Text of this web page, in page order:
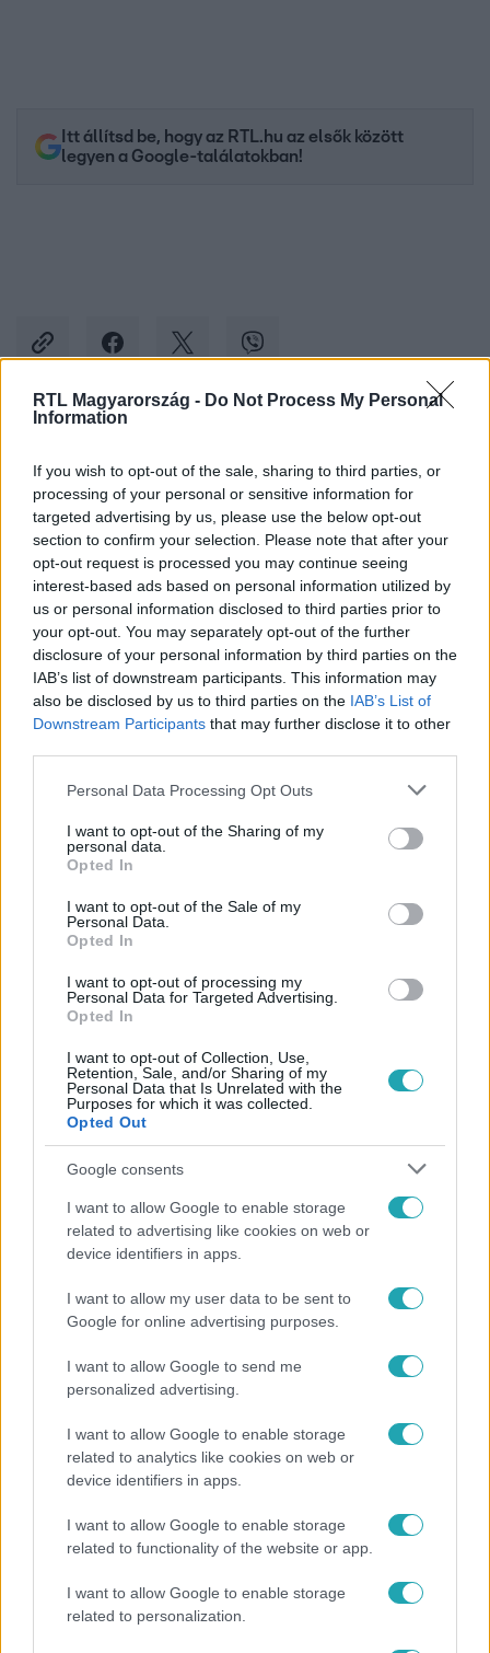
RTL Magyarország - Do Not Process My Personal
Information
If you wish to opt-out of the sale, sharing to third parties, or
processing of your personal or sensitive information for
targeted advertising by us, please use the below opt-out
section to confirm your selection. Please note that after your
opt-out request is processed you may continue seeing
interest-based ads based on personal information utilized by
us or personal information disclosed to third parties prior to
your opt-out. You may separately opt-out of the further
disclosure of your personal information by third parties on the
IAB’s list of downstream participants. This information may
also be disclosed by us to third parties on the IAB’s List of
Downstream Participants that may further disclose it to other
Please note that this website/app uses one or more Google
not limited to your visit or usage behaviour. You may click to
grant or deny consent to Google and its third-party tags to
use your data for below specified purposes in below Google
consent section.
Personal Data Processing Opt Outs
I want to opt-out of the Sharing of my
personal data.
Opted In
I want to opt-out of the Sale of my
Personal Data.
Opted In
I want to opt-out of processing my
Personal Data for Targeted Advertising.
Opted In
I want to opt-out of Collection, Use,
Retention, Sale, and/or Sharing of my
Personal Data that Is Unrelated with the
Purposes for which it was collected.
Opted Out
Google consents
I want to allow Google to enable storage
related to advertising like cookies on web or
device identifiers in apps.
I want to allow my user data to be sent to
Google for online advertising purposes.
I want to allow Google to send me
personalized advertising.
I want to allow Google to enable storage
related to analytics like cookies on web or
device identifiers in apps.
I want to allow Google to enable storage
related to functionality of the website or app.
I want to allow Google to enable storage
related to personalization.
Itt állítsd be, hogy az RTL.hu az elsők között
legyen a Google-találatokban!
Facebookon is!
#REGGELI #PELLER ANNA #ADÁSRÉSZLETEK
RTL KLUB
KIHÍVÁSOK #ÉLMÉNYEK #RTL
Népszerű
ez nagyon ciki!”